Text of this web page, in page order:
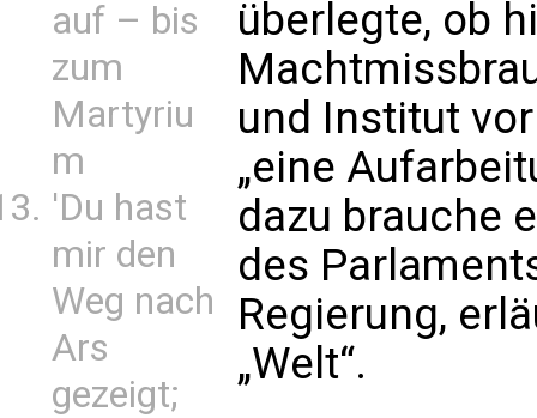
auf – bis
zum
Martyriu
m
'Du hast
mir den
Weg nach
Ars
gezeigt;
überlegte, ob
und Institut
„eine
dazu brauche
des
Regierung,
„Welt“.